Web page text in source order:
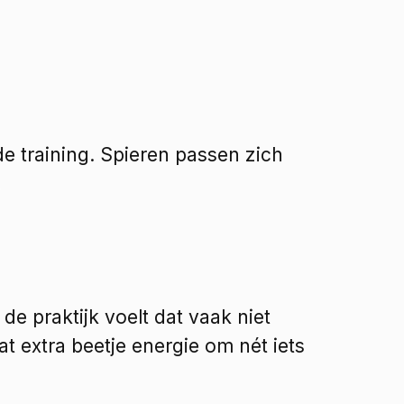
training. Spieren passen zich
de praktijk voelt dat vaak niet
extra beetje energie om nét iets